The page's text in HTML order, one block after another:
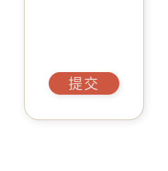
提交